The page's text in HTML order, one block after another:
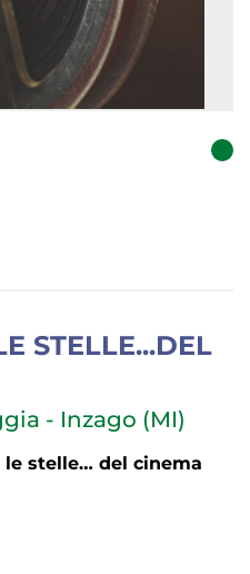
STELLE...DEL
- Inzago (MI)
le stelle… del cinema